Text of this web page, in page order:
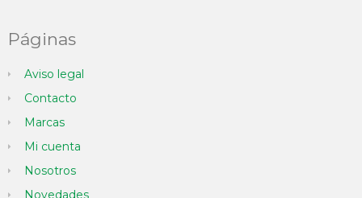
Páginas
Aviso legal
Contacto
Marcas
Mi cuenta
Nosotros
Novedades